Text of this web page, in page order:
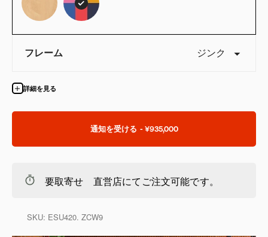
フレーム ジンク
詳細を見る
通知を受ける -¥935,000
要取寄せ 直営店にてご注文可能です。
SKU: ESU420. ZCW9